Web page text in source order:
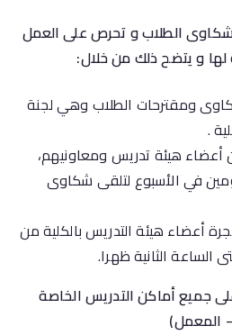
شكاوى الطلاب و تحرص على العمل
لها و يتضح ذلك من خلال:
ومقترحات الطلاب وهي لجنة
.
عدد (3) من أعضاء هيئة تدريس ومعاونيهم،
في الأسبوع لتلقى شكاوى
أعضاء هيئة التدريس بالكلية من
الساعة الثانية ظهرا.
جميع أماكن التدريس الخاصة
– المعمل)